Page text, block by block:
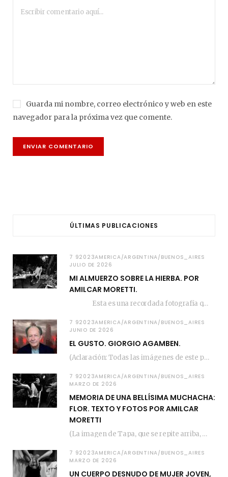
Guarda mi nombre, correo electrónico y web en este
navegador para la próxima vez que comente.
ÚLTIMAS PUBLICACIONES
7 92023AMERICA/ARGENTINA/BUENOS_AIRES
JULIO DE 2026
MI ALMUERZO SOBRE LA HIERBA. POR
AMILCAR MORETTI.
Esta es una recordada fotografía que registré…
7 92023AMERICA/ARGENTINA/BUENOS_AIRES
JUNIO DE 2026
EL GUSTO. GIORGIO AGAMBEN.
(Aclaración: Todas las imágenes de este posteo fueron tomadas de Bloghemia.com, y todos los…
7 92023AMERICA/ARGENTINA/BUENOS_AIRES
MARZO DE 2026
MEMORIA DE UNA BELLÍSIMA MUCHACHA:
FLOR. TEXTO Y FOTOS POR AMILCAR
MORETTI
(La imagen de Tapa, que se repite arriba, fue compuesta por Amilcar Moretti el viernes…
7 92023AMERICA/ARGENTINA/BUENOS_AIRES
MARZO DE 2026
UN CUERPO DESNUDO DE MUJER JOVEN,